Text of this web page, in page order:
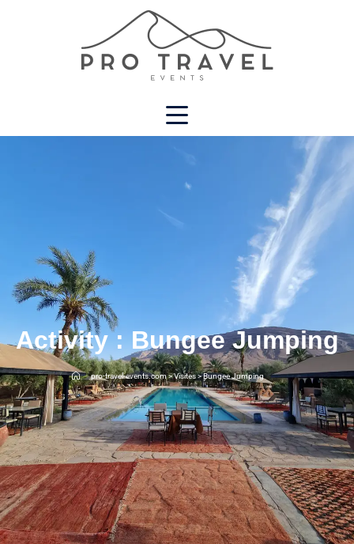
Activity :Bungee Jumping
pro-travel-events.com>Visites>Bungee Jumping